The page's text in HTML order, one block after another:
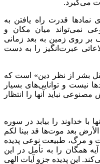
می‌گیرد.
نمادها قدرت راه یافتن به
نمی‌تواند میان مکان و
بر روی زمین به بعد زمانی
عبرت‌انگیز را به دست
بشر از نظر دین» است که
نیست و توانایی‌های بسیار
نباید آنها را انتظار
با خداوند را بیابد در سوره
الأرض بعد موت‌ها قد بینا لکم
و مرگ، طبیعت نوعی پدیده
همگان را به تأمل در این
این پدیده جزو آیات الهی